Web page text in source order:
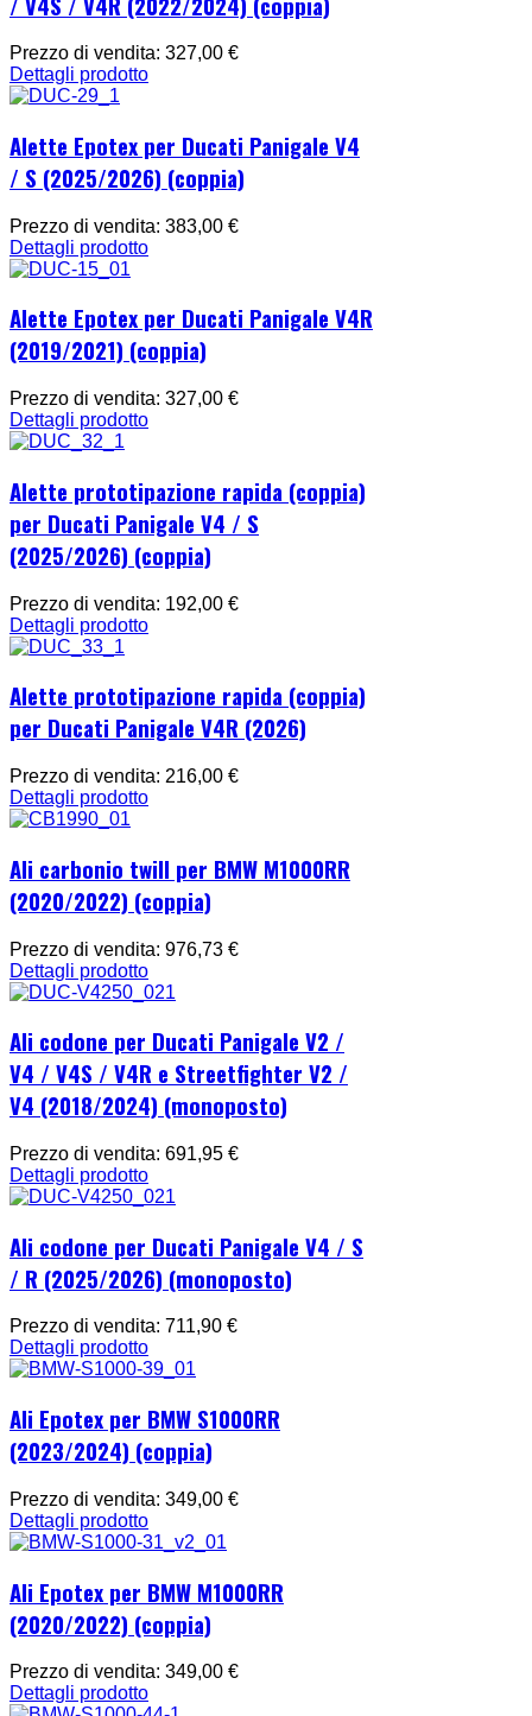
Prezzo di vendita: 327,00 €
Dettagli prodotto
Alette Epotex per Ducati Panigale V4
/ S (2025/2026) (coppia)
Prezzo di vendita: 383,00 €
Dettagli prodotto
Alette Epotex per Ducati Panigale V4R
(2019/2021) (coppia)
Prezzo di vendita: 327,00 €
Dettagli prodotto
Alette prototipazione rapida (coppia)
per Ducati Panigale V4 / S
(2025/2026) (coppia)
Prezzo di vendita: 192,00 €
Dettagli prodotto
Alette prototipazione rapida (coppia)
per Ducati Panigale V4R (2026)
Prezzo di vendita: 216,00 €
Dettagli prodotto
Ali carbonio twill per BMW M1000RR
(2020/2022) (coppia)
Prezzo di vendita: 976,73 €
Dettagli prodotto
Ali codone per Ducati Panigale V2 /
V4 / V4S / V4R e Streetfighter V2 /
V4 (2018/2024) (monoposto)
Prezzo di vendita: 691,95 €
Dettagli prodotto
Ali codone per Ducati Panigale V4 / S
/ R (2025/2026) (monoposto)
Prezzo di vendita: 711,90 €
Dettagli prodotto
Ali Epotex per BMW S1000RR
(2023/2024) (coppia)
Prezzo di vendita: 349,00 €
Dettagli prodotto
Ali Epotex per BMW M1000RR
(2020/2022) (coppia)
Prezzo di vendita: 349,00 €
Dettagli prodotto